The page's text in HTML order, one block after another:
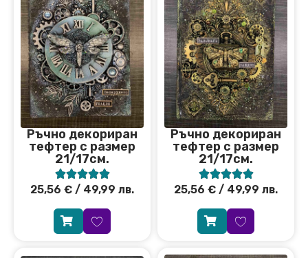
Ръчно декориран
тефтер с размер
21/17см.

25,56 € / 49,99 лв.
Ръчно декориран
тефтер с размер
21/17см.

25,56 € / 49,99 лв.